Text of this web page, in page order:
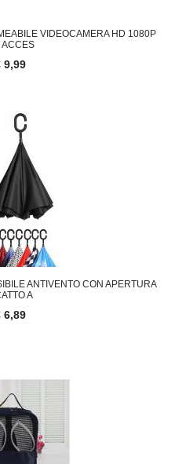
VIDEOCAMERA HD 1080P
ACCES
9,99
ANTIVENTO CON APERTURA
A
6,89